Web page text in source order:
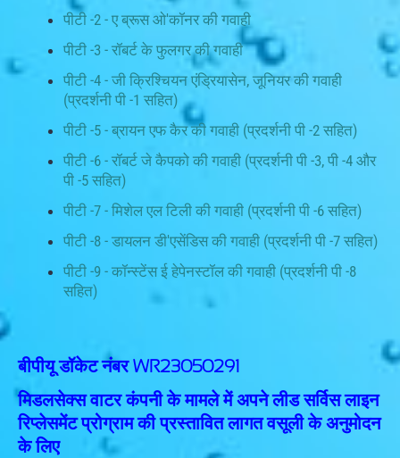
पीटी -2 - ए ब्रूस ओ'कॉनर की गवाही
पीटी -3 - रॉबर्ट के फुलगर की गवाही
पीटी -4 - जी क्रिश्चियन एंड्रियासेन, जूनियर की गवाही
(प्रदर्शनी पी -1 सहित)
पीटी -5 - ब्रायन एफ कैर की गवाही (प्रदर्शनी पी -2 सहित)
पीटी -6 - रॉबर्ट जे कैपको की गवाही (प्रदर्शनी पी -3, पी -4 और
पी -5 सहित)
पीटी -7 - मिशेल एल टिली की गवाही (प्रदर्शनी पी -6 सहित)
पीटी -8 - डायलन डी'एसेंडिस की गवाही (प्रदर्शनी पी -7 सहित)
पीटी -9 - कॉन्स्टेंस ई हेपेनस्टॉल की गवाही (प्रदर्शनी पी -8
सहित)
बीपीयू डॉकेट नंबर WR23050291
मिडलसेक्स वाटर कंपनी के मामले में अपने लीड सर्विस लाइन
रिप्लेसमेंट प्रोग्राम की प्रस्तावित लागत वसूली के अनुमोदन
के लिए